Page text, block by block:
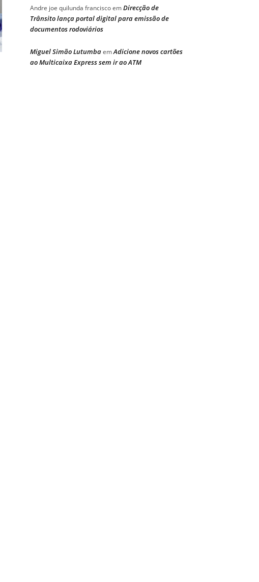
Andre joe quilunda franciscoemDirecção de
Trânsito lança portal digital para emissão de
documentos rodoviários
Miguel Simão LutumbaemAdicione novos cartões
ao Multicaixa Express sem ir ao ATM